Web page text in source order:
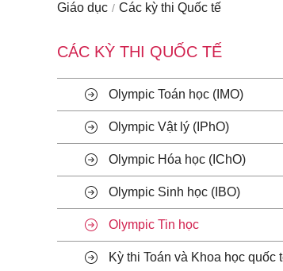
Giáo dục Các kỳ thi Quốc tế
CÁC KỲ THI QUỐC TẾ
Olympic Toán học (IMO)
Olympic Vật lý (IPhO)
Olympic Hóa học (IChO)
Olympic Sinh học (IBO)
Olympic Tin học
Kỳ thi Toán và Khoa học quốc